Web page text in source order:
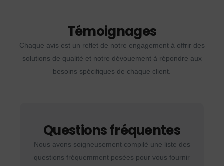
Témoignages
Chaque avis est un reflet de notre engagement à offrir des
solutions de qualité et notre dévouement à répondre aux
besoins spécifiques de chaque client.
Questions fréquentes
Nous avons soigneusement compilé une liste des
questions fréquemment posées pour vous fournir